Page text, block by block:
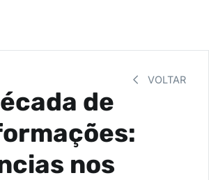
VOLTAR
de
nos